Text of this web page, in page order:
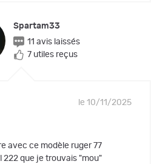
Spartam33
11 avis laissés
7 utiles reçus
le 10/11/2025
avec ce modèle ruger 77
222 que je trouvais "mou"